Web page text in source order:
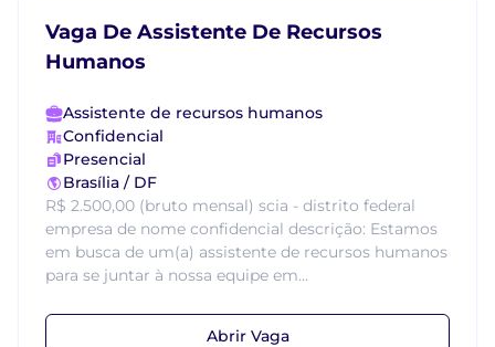
Vaga De Assistente De Recursos
Humanos
Assistente de recursos humanos
Confidencial
Presencial
Brasília / DF
R$ 2.500,00 (bruto mensal) scia - distrito federal
empresa de nome confidencial descrição: Estamos
em busca de um(a) assistente de recursos humanos
para se juntar à nossa equipe em...
Abrir Vaga